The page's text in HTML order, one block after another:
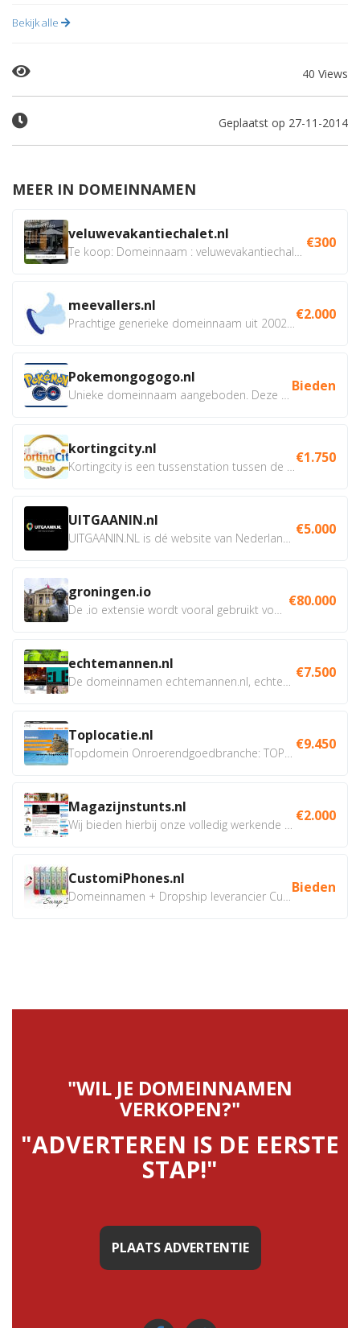
Bekijk alle
40 Views
Geplaatst op 27-11-2014
MEER IN DOMEINNAMEN
veluwevakantiechalet.nl €300
meevallers.nl €2.000
Pokemongogogo.nl Bieden
kortingcity.nl €1.750
UITGAANIN.nl €5.000
groningen.io €80.000
echtemannen.nl €7.500
Toplocatie.nl €9.450
Magazijnstunts.nl €2.000
CustomiPhones.nl Bieden
"WIL JE DOMEINNAMEN
VERKOPEN?"
"ADVERTEREN IS DE EERSTE
STAP!"
PLAATS ADVERTENTIE